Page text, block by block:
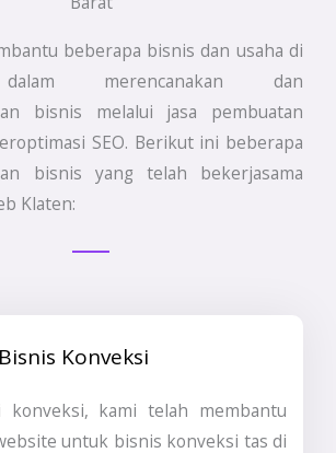
beberapa bisnis dan usaha di
merencanakan dan
bisnis melalui jasa pembuatan
SEO. Berikut ini beberapa
bisnis yang telah bekerjasama
Klaten:
Konveksi
konveksi, kami telah membantu
untuk bisnis konveksi tas di